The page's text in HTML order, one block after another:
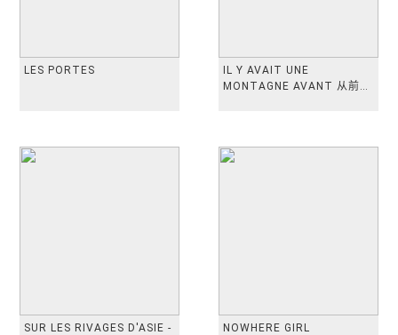
LES PORTES
IL Y AVAIT UNE
MONTAGNE AVANT 从前有
SUR LES RIVAGES D'ASIE -
NOWHERE GIRL